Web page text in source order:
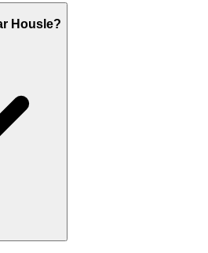
Housle?